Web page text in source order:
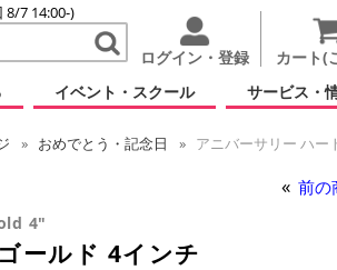
8/7 14:00-)
ログイン・登録 カート(
イベント・スクール サービス・
おめでとう・記念日 アニバーサリー ハー
前の
4"
ールド 4インチ